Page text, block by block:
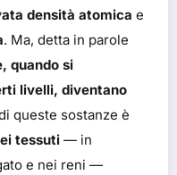
densità atomica e
. Ma, detta in parole
quando si
livelli, diventano
queste sostanze è
tessuti — in
e nei reni —